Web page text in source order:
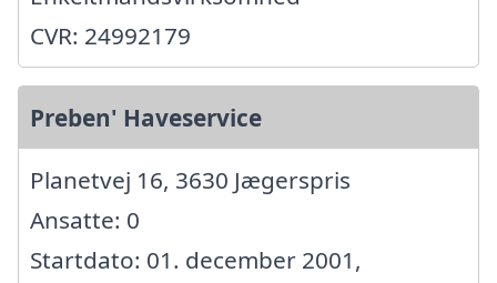
CVR: 24992179
Preben' Haveservice
Planetvej 16, 3630 Jægerspris
Ansatte: 0
Startdato: 01. december 2001,